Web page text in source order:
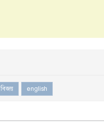
বিজয় english